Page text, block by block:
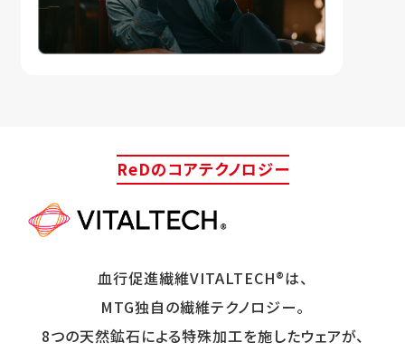
ReDのコアテクノロジー
血行促進繊維VITALTECH®は、
MTG独自の繊維テクノロジー。
8つの天然鉱石による特殊加工を施したウェアが、